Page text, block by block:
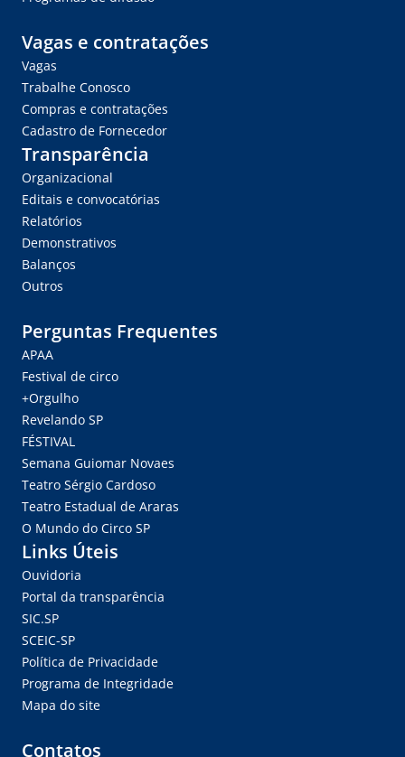
Vagas e contratações
Vagas
Trabalhe Conosco
Compras e contratações
Cadastro de Fornecedor
Transparência
Organizacional
Editais e convocatórias
Relatórios
Demonstrativos
Balanços
Outros
Perguntas Frequentes
APAA
Festival de circo
+Orgulho
Revelando SP
FÉSTIVAL
Semana Guiomar Novaes
Teatro Sérgio Cardoso
Teatro Estadual de Araras
O Mundo do Circo SP
Links Úteis
Ouvidoria
Portal da transparência
SIC.SP
SCEIC-SP
Política de Privacidade
Programa de Integridade
Mapa do site
Contatos